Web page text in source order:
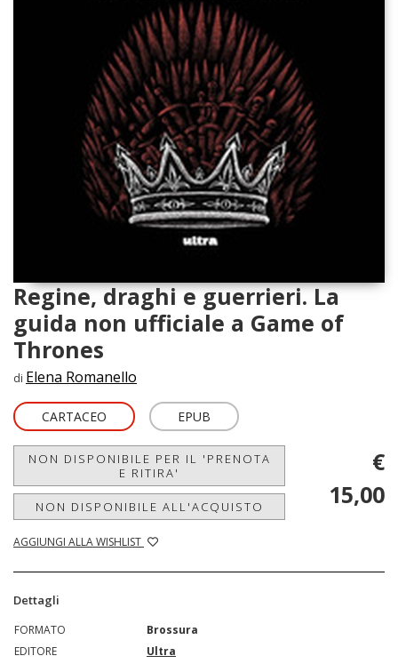
Regine, draghi e guerrieri. La
guida non ufficiale a Game of
Thrones
di Elena Romanello
CARTACEO EPUB
NON DISPONIBILE PER IL 'PRENOTA
E RITIRA'
NON DISPONIBILE ALL'ACQUISTO
AGGIUNGI ALLA WISHLIST
€
15,00
Dettagli
FORMATO
Brossura
EDITORE
Ultra